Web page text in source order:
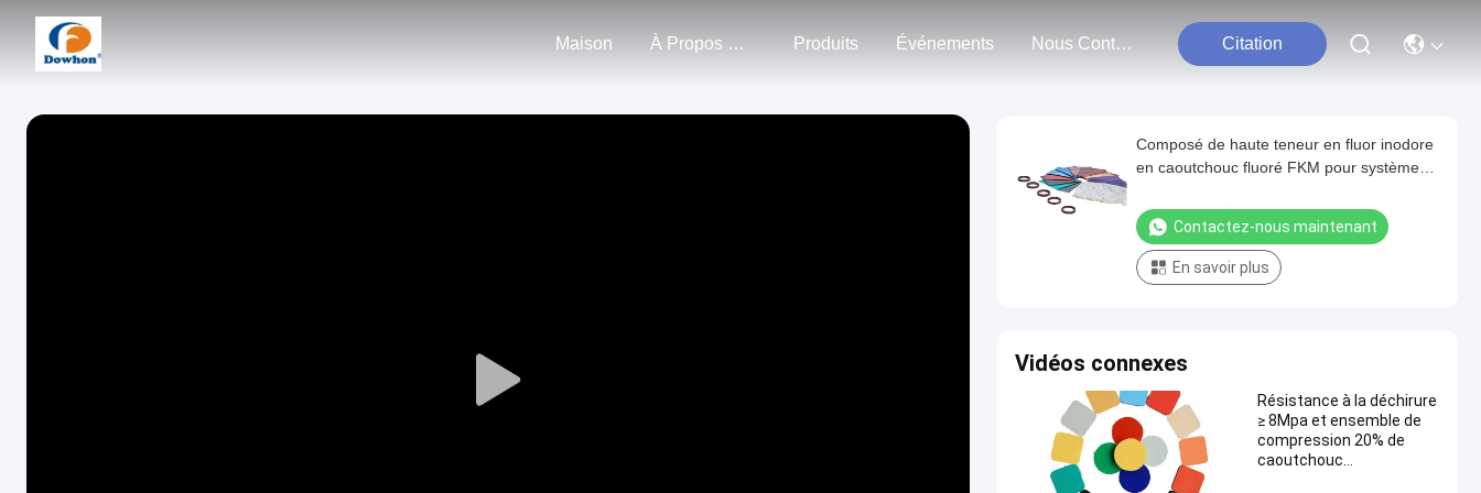
Maison À Propos De Nous Produits Événements Nous Contacter Citation
Play
Composé de haute teneur en fluor inodore
en caoutchouc fluoré FKM pour système
Contactez-nous maintenant
En savoir plus
Vidéos connexes
Résistance à la déchirure
≥ 8Mpa et ensemble de
compression 20% de
caoutchouc